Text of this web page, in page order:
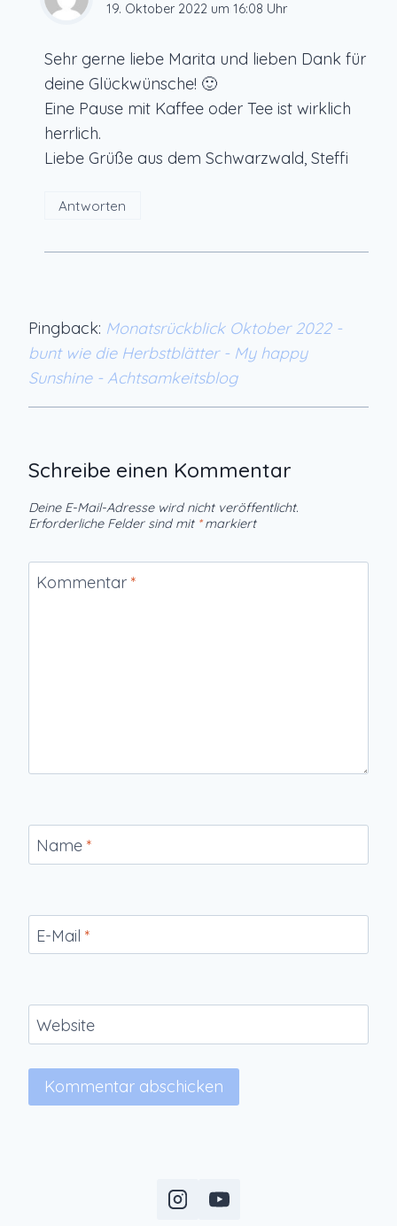
19. Oktober 2022 um 16:08 Uhr
Sehr gerne liebe Marita und lieben Dank für
deine Glückwünsche! 🙂
Eine Pause mit Kaffee oder Tee ist wirklich
herrlich.
Liebe Grüße aus dem Schwarzwald, Steffi
Antworten
Pingback: Monatsrückblick Oktober 2022 -
bunt wie die Herbstblätter - My happy
Sunshine - Achtsamkeitsblog
Schreibe einen Kommentar
Deine E-Mail-Adresse wird nicht veröffentlicht.
Erforderliche Felder sind mit *markiert
Kommentar *
Name *
E-Mail *
Website